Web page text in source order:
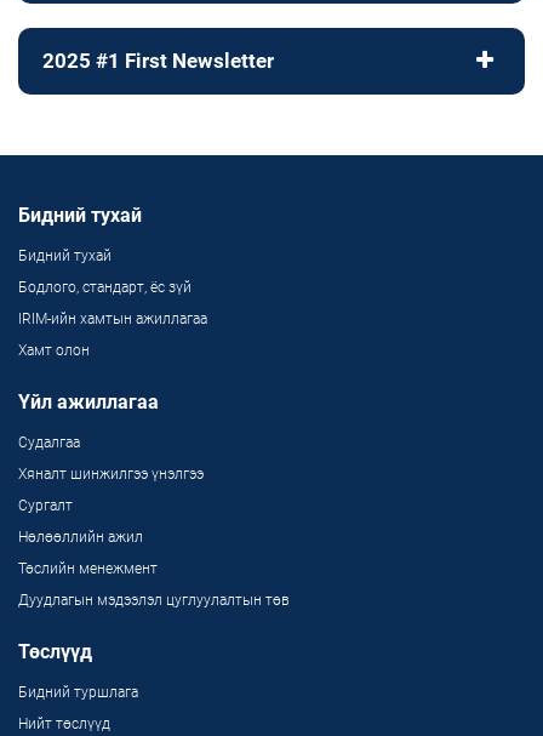
2025 #1 First Newsletter
Бидний тухай
Бидний тухай
Бодлого, стандарт, ёс зүй
IRIM-ийн хамтын ажиллагаа
Хамт олон
Үйл ажиллагаа
Судалгаа
Хяналт шинжилгээ үнэлгээ
Сургалт
Нөлөөллийн ажил
Төслийн менежмент
Дуудлагын мэдээлэл цуглуулалтын төв
Төслүүд
Бидний туршлага
Нийт төслүүд